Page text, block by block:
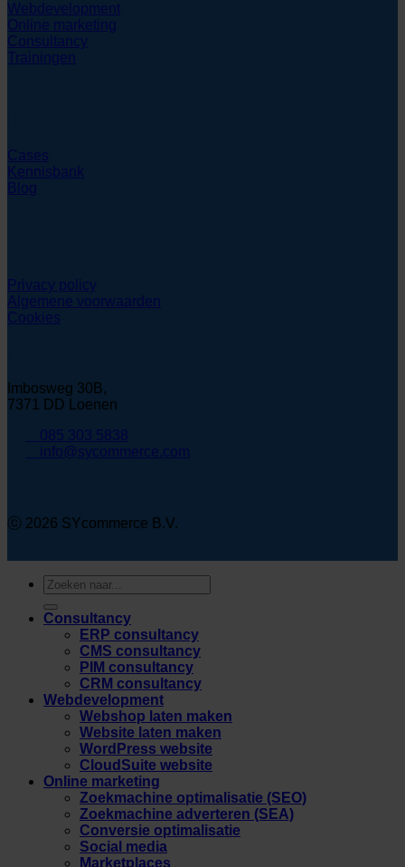
Webdevelopment
Online marketing
Consultancy
Trainingen
Cases
Kennisbank
Blog
Privacy policy
Algemene voorwaarden
Cookies
Imbosweg 30B,
7371 DD Loenen
085 303 5838
info@sycommerce.com
ⓒ 2026 SYcommerce B.V.
Zoeken
naar:
Consultancy
ERP consultancy
CMS consultancy
PIM consultancy
CRM consultancy
Webdevelopment
Webshop laten maken
Website laten maken
WordPress website
CloudSuite website
Online marketing
Zoekmachine optimalisatie (SEO)
Zoekmachine adverteren (SEA)
Conversie optimalisatie
Social media
Marketplaces